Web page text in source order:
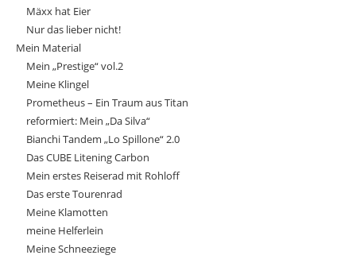
Mäxx hat Eier
Nur das lieber nicht!
Mein Material
Mein „Prestige“ vol.2
Meine Klingel
Prometheus – Ein Traum aus Titan
reformiert: Mein „Da Silva“
Bianchi Tandem „Lo Spillone“ 2.0
Das CUBE Litening Carbon
Mein erstes Reiserad mit Rohloff
Das erste Tourenrad
Meine Klamotten
meine Helferlein
Meine Schneeziege